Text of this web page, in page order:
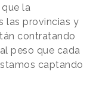
la
las provincias y
contratando
al peso que cada
captando